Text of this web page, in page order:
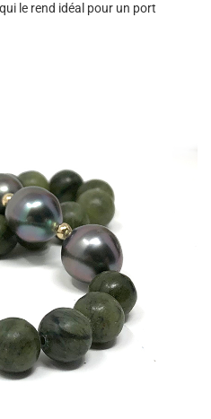
le rend idéal pour un port